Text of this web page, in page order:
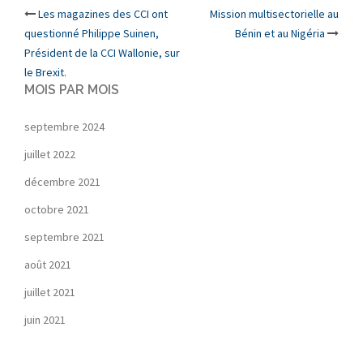
Post
navigation
Les magazines des CCI ont
questionné Philippe Suinen,
Président de la CCI Wallonie, sur
le Brexit.
Mission multisectorielle au
Bénin et au Nigéria
MOIS PAR MOIS
septembre 2024
juillet 2022
décembre 2021
octobre 2021
septembre 2021
août 2021
juillet 2021
juin 2021